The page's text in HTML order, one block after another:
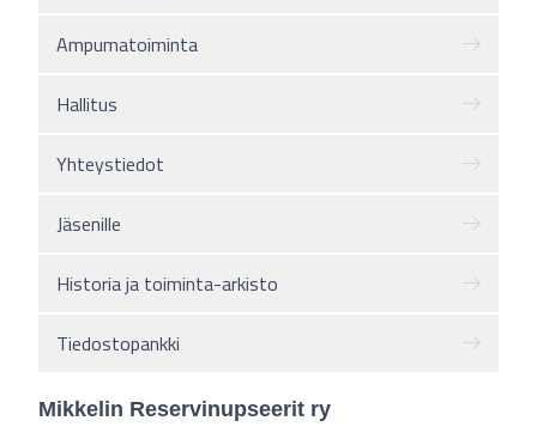
Ampumatoiminta
Hallitus
Yhteystiedot
Jäsenille
Historia ja toiminta-arkisto
Tiedostopankki
Mikkelin Reservinupseerit ry